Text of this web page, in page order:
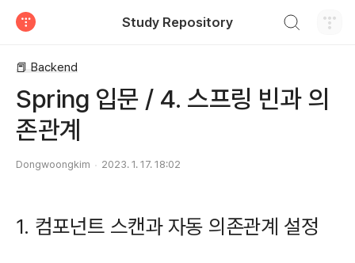
Study Repository
📕 Backend
Spring 입문 / 4. 스프링 빈과 의
존관계
Dongwoongkim 2023. 1. 17. 18:02
1. 컴포넌트 스캔과 자동 의존관계 설정